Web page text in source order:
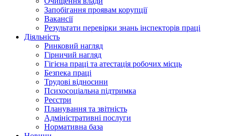
Запобігання проявам корупції
Вакансії
Результати перевірки знань інспекторів праці
Діяльність
Ринковий нагляд
Гірничий нагляд
Гігієна праці та атестація робочих місць
Безпека праці
Трудові відносини
Психосоціальна підтримка
Реєстри
Планування та звітність
Адміністративні послуги
Нормативна база